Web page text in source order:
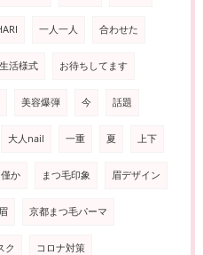
一人一人 合わせた
活様式 お待ちしてます
美容爆弾 今 話題
大人nail 一重 夏 上下
か まつ毛印象 眉デザイン
京都まつ毛パーマ
ク コロナ対策